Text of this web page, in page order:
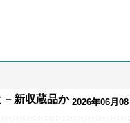
2026年06月08
新収蔵品か